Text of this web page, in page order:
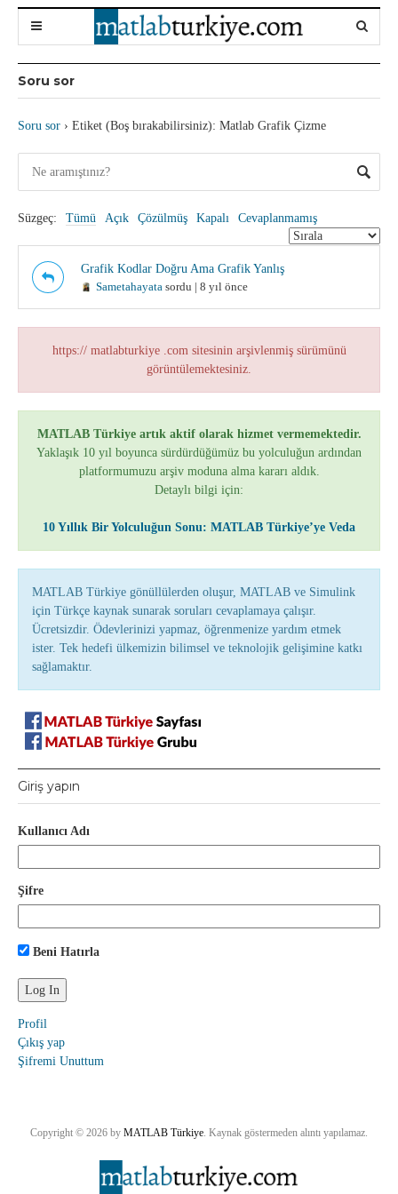
Soru sor
Soru sor › Etiket (Boş bırakabilirsiniz): Matlab Grafik Çizme
Süzgeç: Tümü Açık Çözülmüş Kapalı Cevaplanmamış
Grafik Kodlar Doğru Ama Grafik Yanlış
Sametahayata sordu | 8 yıl önce
https:// matlabturkiye .com sitesinin arşivlenmiş sürümünü
görüntülemektesiniz.
MATLAB Türkiye artık aktif olarak hizmet vermemektedir.
Yaklaşık 10 yıl boyunca sürdürdüğümüz bu yolculuğun ardından
platformumuzu arşiv moduna alma kararı aldık.
Detaylı bilgi için:
10 Yıllık Bir Yolculuğun Sonu: MATLAB Türkiye’ye Veda
MATLAB Türkiye gönüllülerden oluşur, MATLAB ve Simulink
için Türkçe kaynak sunarak soruları cevaplamaya çalışır.
Ücretsizdir. Ödevlerinizi yapmaz, öğrenmenize yardım etmek
ister. Tek hedefi ülkemizin bilimsel ve teknolojik gelişimine katkı
sağlamaktır.
Giriş yapın
Kullanıcı Adı
Şifre
Beni Hatırla
Profil
Çıkış yap
Şifremi Unuttum
Copyright © 2026 by MATLAB Türkiye . Kaynak göstermeden alıntı yapılamaz.